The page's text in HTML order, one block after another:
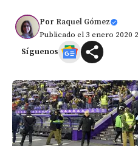
Por Raquel Gómez
Publicado el 3 enero 2020
Síguenos